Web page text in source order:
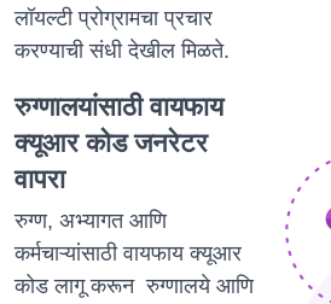
लॉयल्टी प्रोग्रामचा प्रचार
करण्याची संधी देखील मिळते.
रुग्णालयांसाठी वायफाय
क्यूआर कोड जनरेटर
वापरा
रुग्ण, अभ्यागत आणि
कर्मचाऱ्यांसाठी वायफाय क्यूआर
कोड लागू करूनरुग्णालये आणि